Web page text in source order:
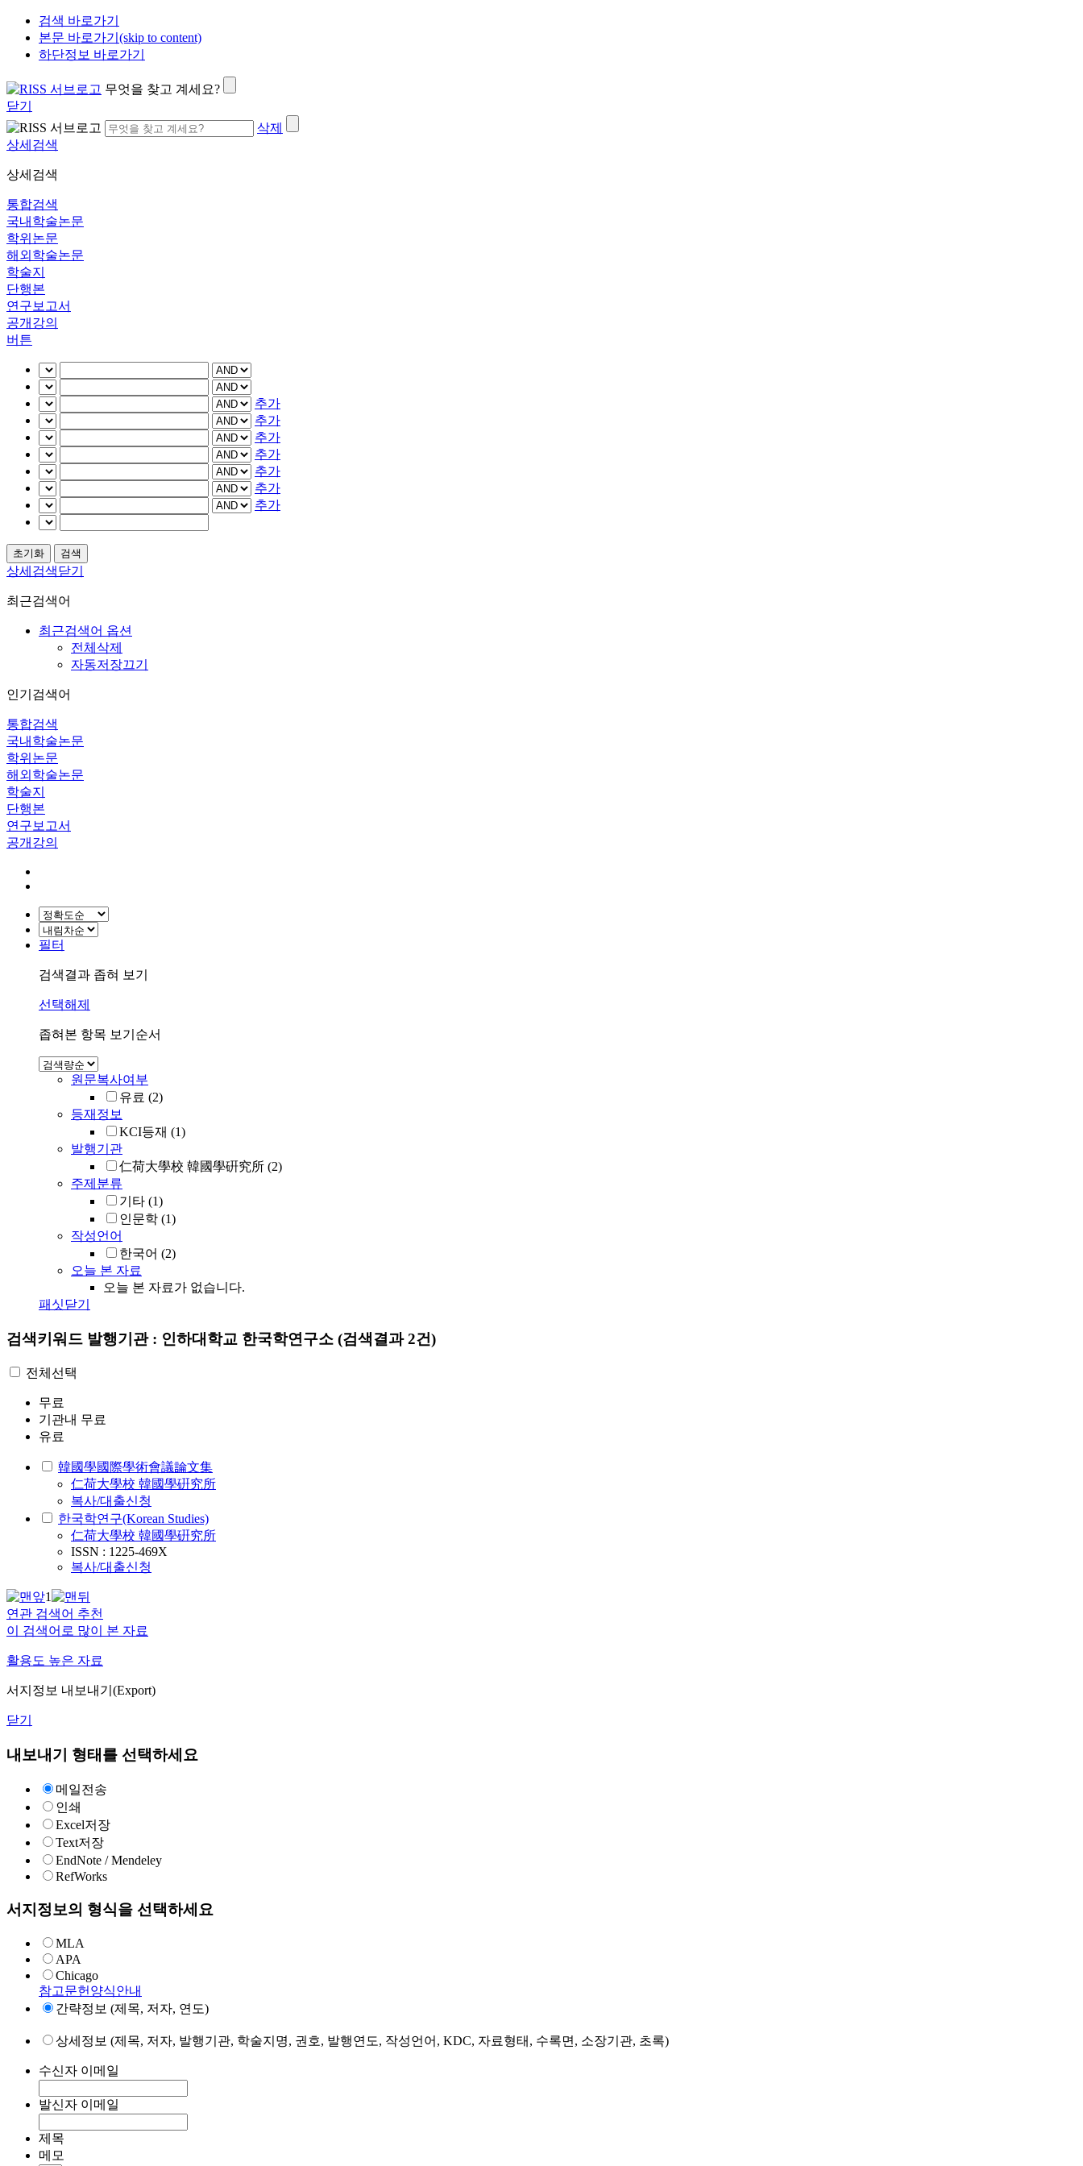
검색 바로가기
본문 바로가기(skip to content)
하단정보 바로가기
무엇을 찾고 계세요?
닫기
삭제
상세검색
상세검색
통합검색
국내학술논문
학위논문
해외학술논문
학술지
단행본
연구보고서
공개강의
버튼
추가
추가
추가
추가
추가
추가
추가
상세검색닫기
최근검색어
최근검색어 옵션
전체삭제
자동저장끄기
인기검색어
통합검색
국내학술논문
학위논문
해외학술논문
학술지
단행본
연구보고서
공개강의
필터
검색결과 좁혀 보기
선택해제
좁혀본 항목 보기순서
원문복사여부
유료 (2)
등재정보
KCI등재 (1)
발행기관
仁荷大學校 韓國學硏究所 (2)
주제분류
기타 (1)
인문학 (1)
작성언어
한국어 (2)
오늘 본 자료
오늘 본 자료가 없습니다.
패싯닫기
검색키워드 발행기관 : 인하대학교 한국학연구소 (검색결과 2건)
전체선택
무료
기관내 무료
유료
韓國學國際學術會議論文集
仁荷大學校 韓國學硏究所
복사/대출신청
한국학연구(Korean Studies)
仁荷大學校 韓國學硏究所
ISSN : 1225-469X
복사/대출신청
1
연관 검색어 추천
이 검색어로 많이 본 자료
활용도 높은 자료
서지정보 내보내기(Export)
닫기
내보내기 형태를 선택하세요
메일전송
인쇄
Excel저장
Text저장
EndNote / Mendeley
RefWorks
서지정보의 형식을 선택하세요
MLA
APA
Chicago
참고문헌양식안내
간략정보 (제목, 저자, 연도)
상세정보 (제목, 저자, 발행기관, 학술지명, 권호, 발행연도, 작성언어, KDC, 자료형태, 수록면, 소장기관, 초록)
수신자 이메일
발신자 이메일
제목
메모